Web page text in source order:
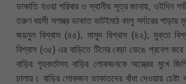
ডাকাতি হওয়া পরিবার ও স্থানীয় সূত্র জানায়, ওইদিন
তরুণ বয়সী সশস্ত্র ডাকাত ভাটইমাঠ কালু সর্দারের পাড়ায়
জয়নুল বিশ্বাস (৪৫), মাসুদ বিশ্বাস (৪২), মুক্তা
বিশ্বাস (৩৫) এর বাড়িতে টিনের বেড়া ভেঙে প্রবেশ
বাড়ির গৃহকর্তাসহ বাড়ির লোকজনকে অস্ত্রের মুখে
চালায়। বাড়ির লোকজন ডাকাতদের বাঁধা দেওয়ার